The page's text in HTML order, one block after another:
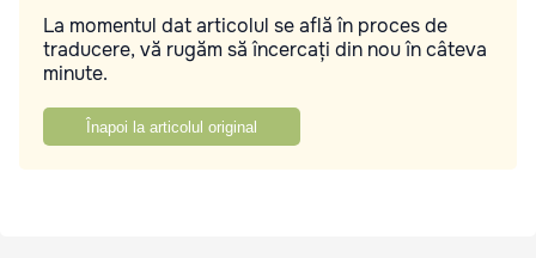
La momentul dat articolul se află în proces de
traducere, vă rugăm să încercați din nou în câteva
minute.
Înapoi la articolul original